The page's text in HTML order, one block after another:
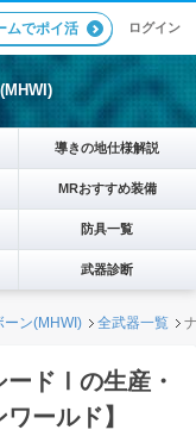
ムでポイ活 ログイン
導きの地仕様解説
MRおすすめ装備
防具一覧
武器診断
ーン(MHWI) 全武器一覧
ードⅠの生産・
ールド】